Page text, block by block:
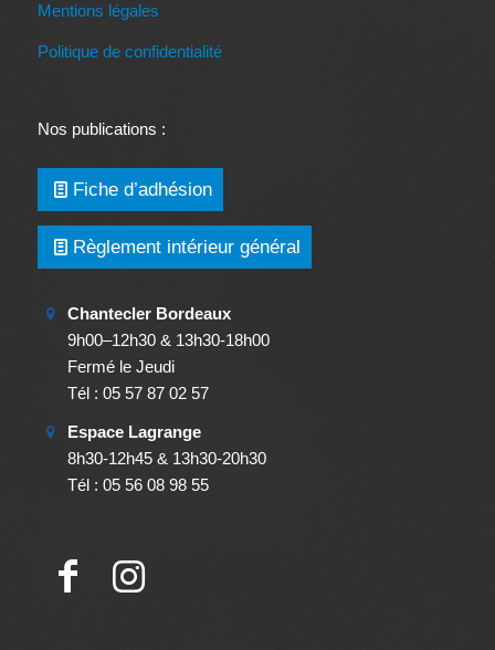
Mentions légales
Politique de confidentialité
Nos publications :
Fiche d’adhésion
Règlement intérieur général
Chantecler Bordeaux
9h00–12h30 & 13h30-18h00
Fermé le Jeudi
Tél : 05 57 87 02 57
Espace Lagrange
8h30-12h45 & 13h30-20h30
Tél : 05 56 08 98 55